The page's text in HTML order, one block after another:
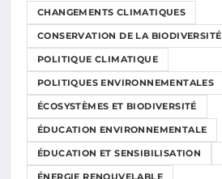
CHANGEMENTS CLIMATIQUES
CONSERVATION DE LA BIODIVERSITÉ
POLITIQUE CLIMATIQUE
POLITIQUES ENVIRONNEMENTALES
ÉCOSYSTÈMES ET BIODIVERSITÉ
ÉDUCATION ENVIRONNEMENTALE
ÉDUCATION ET SENSIBILISATION
ÉNERGIE RENOUVELABLE